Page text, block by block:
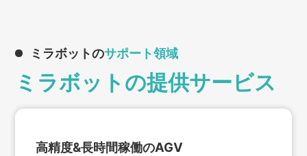
ミラボットのサポート領域
ミラボットの提供サービス
高精度&長時間稼働のAGV